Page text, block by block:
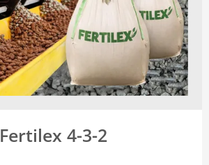
Fertilex 4-3-2